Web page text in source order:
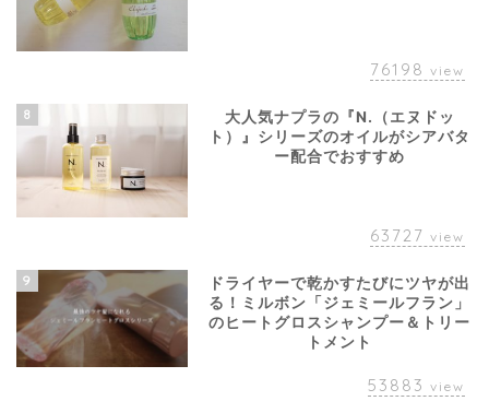
76198 view
8
大人気ナプラの『N.（エヌドッ
ト）』シリーズのオイルがシアバタ
ー配合でおすすめ
63727 view
9
ドライヤーで乾かすたびにツヤが出
る！ミルボン「ジェミールフラン」
のヒートグロスシャンプー＆トリー
トメント
53883 view